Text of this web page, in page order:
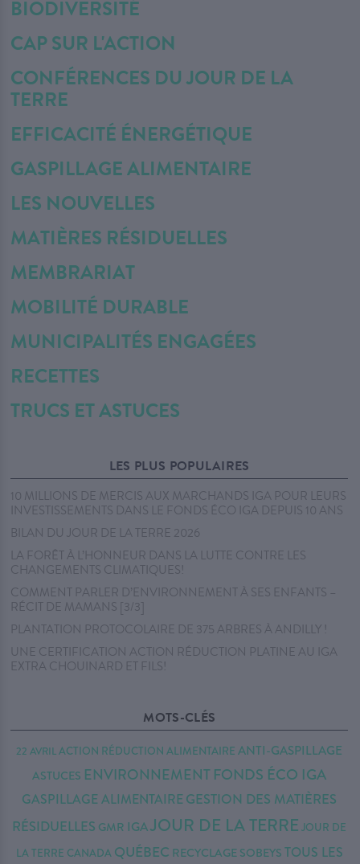
BIODIVERSITÉ
CAP SUR L'ACTION
CONFÉRENCES DU JOUR DE LA
TERRE
EFFICACITÉ ÉNERGÉTIQUE
GASPILLAGE ALIMENTAIRE
LES NOUVELLES
MATIÈRES RÉSIDUELLES
MEMBRARIAT
MOBILITÉ DURABLE
MUNICIPALITÉS ENGAGÉES
RECETTES
TRUCS ET ASTUCES
LES PLUS POPULAIRES
10 MILLIONS DE MERCIS AUX MARCHANDS IGA POUR LEURS
INVESTISSEMENTS DANS LE FONDS ÉCO IGA DEPUIS 10 ANS
BILAN DU JOUR DE LA TERRE 2026
LA FORÊT À L’HONNEUR DANS LA LUTTE CONTRE LES
CHANGEMENTS CLIMATIQUES!
COMMENT PARLER D’ENVIRONNEMENT À SES ENFANTS –
RÉCIT DE MAMANS [3/3]
PLANTATION PROTOCOLAIRE DE 375 ARBRES À ANDILLY !
UNE CERTIFICATION ACTION RÉDUCTION PLATINE AU IGA
EXTRA CHOUINARD ET FILS!
MOTS-CLÉS
22 AVRILACTION RÉDUCTION ALIMENTAIRE ANTI-GASPILLAGE
ASTUCES ENVIRONNEMENTFONDS ÉCO IGA
GASPILLAGE ALIMENTAIREGESTION DES MATIÈRES
RÉSIDUELLES GMR IGAJOUR DE LA TERRE JOUR DE
LA TERRE CANADA QUÉBEC RECYCLAGE SOBEYSTOUS LES